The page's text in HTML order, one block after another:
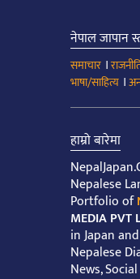
नेपाल जापान
समाचार ।
भाषा/साहित्य ।
हाम्रो बारेमा
Nepalese
Portfolio of
MEDIA PVT
in Japan
Nepalese
News,